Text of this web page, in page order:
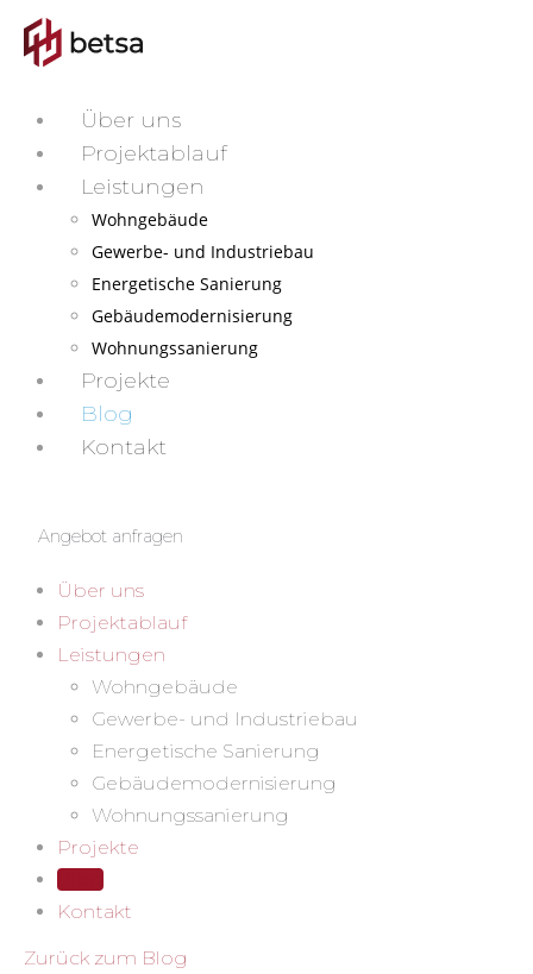
Über uns
Projektablauf
Leistungen
Wohngebäude
Gewerbe- und Industriebau
Energetische Sanierung
Gebäudemodernisierung
Wohnungssanierung
Projekte
Blog
Kontakt
Angebot anfragen
Über uns
Projektablauf
Leistungen
Wohngebäude
Gewerbe- und Industriebau
Energetische Sanierung
Gebäudemodernisierung
Wohnungssanierung
Projekte
Blog
Kontakt
Zurück zum Blog